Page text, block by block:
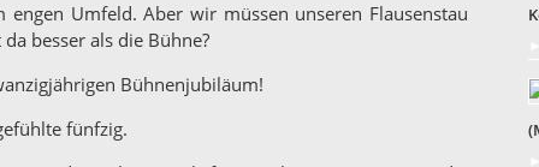
Umfeld. Aber wir müssen unseren Flausenstau
besser als die Bühne?
Bühnenjubiläum!
fünfzig.